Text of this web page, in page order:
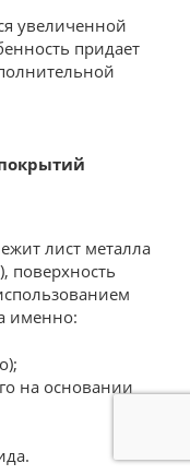
увеличенной
придает
лист металла
поверхность
именно:
на основании